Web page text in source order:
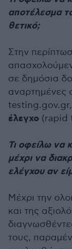
αποτέλεσμα
θετικό;
Στην
σε δημόσια
αναρτημένες
testing.gov.gr,
έλεγχο (rapid
Τι οφείλω να
μέχρι να
ελέγχου αν
Μέχρι την
και της
τους,